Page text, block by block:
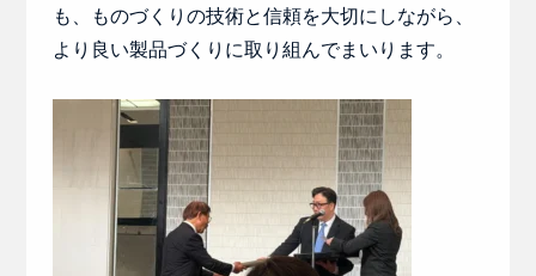
も、ものづくりの技術と信頼を大切にしながら、
より良い製品づくりに取り組んでまいります。